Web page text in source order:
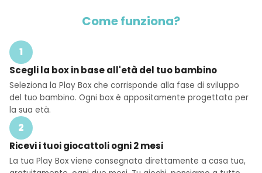
Come funziona?
1
Scegli la box in base all'età del tuo bambino
Seleziona la Play Box che corrisponde alla fase di sviluppo
del tuo bambino. Ogni box è appositamente progettata per
la sua età.
2
Ricevi i tuoi giocattoli ogni 2 mesi
La tua Play Box viene consegnata direttamente a casa tua,